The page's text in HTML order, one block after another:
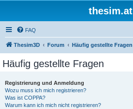
thesim.at
FAQ
Thesim3D Forum Häufig gestellte Fragen
Häufig gestellte Fragen
Registrierung und Anmeldung
Wozu muss ich mich registrieren?
Was ist COPPA?
Warum kann ich mich nicht registrieren?